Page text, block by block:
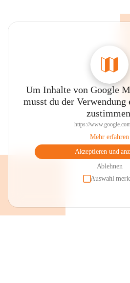
Um Inhalte von Google
musst du der Verwendung
https://
Mehr erfahren
Akzeptieren und
Ablehnen
Auswahl